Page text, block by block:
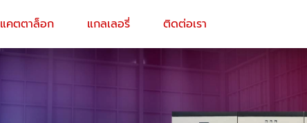
แคตตาล็อก แกลเลอรี่ ติดต่อเรา